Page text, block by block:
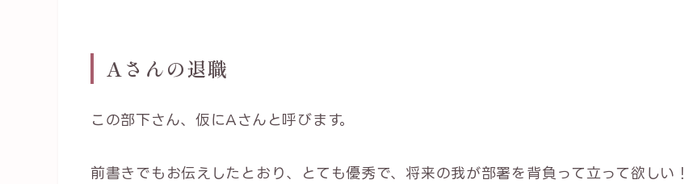
Aさんの退職
この部下さん、仮にAさんと呼びます。
前書きでもお伝えしたとおり、とても優秀で、将来の我が部署を背負って立って欲しい！